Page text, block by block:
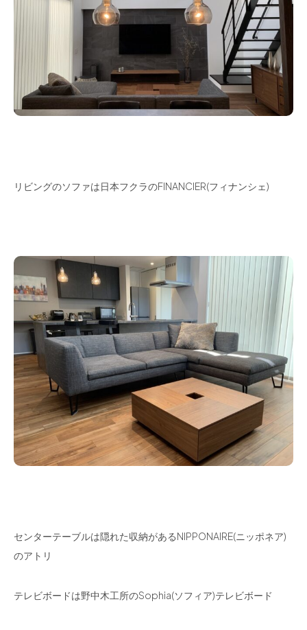
リビングのソファは日本フクラのFINANCIER(フィナンシェ)
センターテーブルは隠れた収納があるNIPPONAIRE(ニッポネア)
のアトリ
テレビボードは野中木工所のSophia(ソフィア)テレビボード